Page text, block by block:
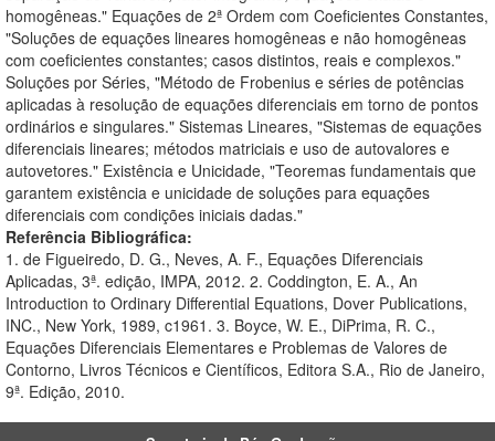
homogêneas." Equações de 2ª Ordem com Coeficientes Constantes,
"Soluções de equações lineares homogêneas e não homogêneas
com coeficientes constantes; casos distintos, reais e complexos."
Soluções por Séries, "Método de Frobenius e séries de potências
aplicadas à resolução de equações diferenciais em torno de pontos
ordinários e singulares." Sistemas Lineares, "Sistemas de equações
diferenciais lineares; métodos matriciais e uso de autovalores e
autovetores." Existência e Unicidade, "Teoremas fundamentais que
garantem existência e unicidade de soluções para equações
diferenciais com condições iniciais dadas."
Referência Bibliográfica:
1. de Figueiredo, D. G., Neves, A. F., Equações Diferenciais
Aplicadas, 3ª. edição, IMPA, 2012. 2. Coddington, E. A., An
Introduction to Ordinary Differential Equations, Dover Publications,
INC., New York, 1989, c1961. 3. Boyce, W. E., DiPrima, R. C.,
Equações Diferenciais Elementares e Problemas de Valores de
Contorno, Livros Técnicos e Científicos, Editora S.A., Rio de Janeiro,
9ª. Edição, 2010.